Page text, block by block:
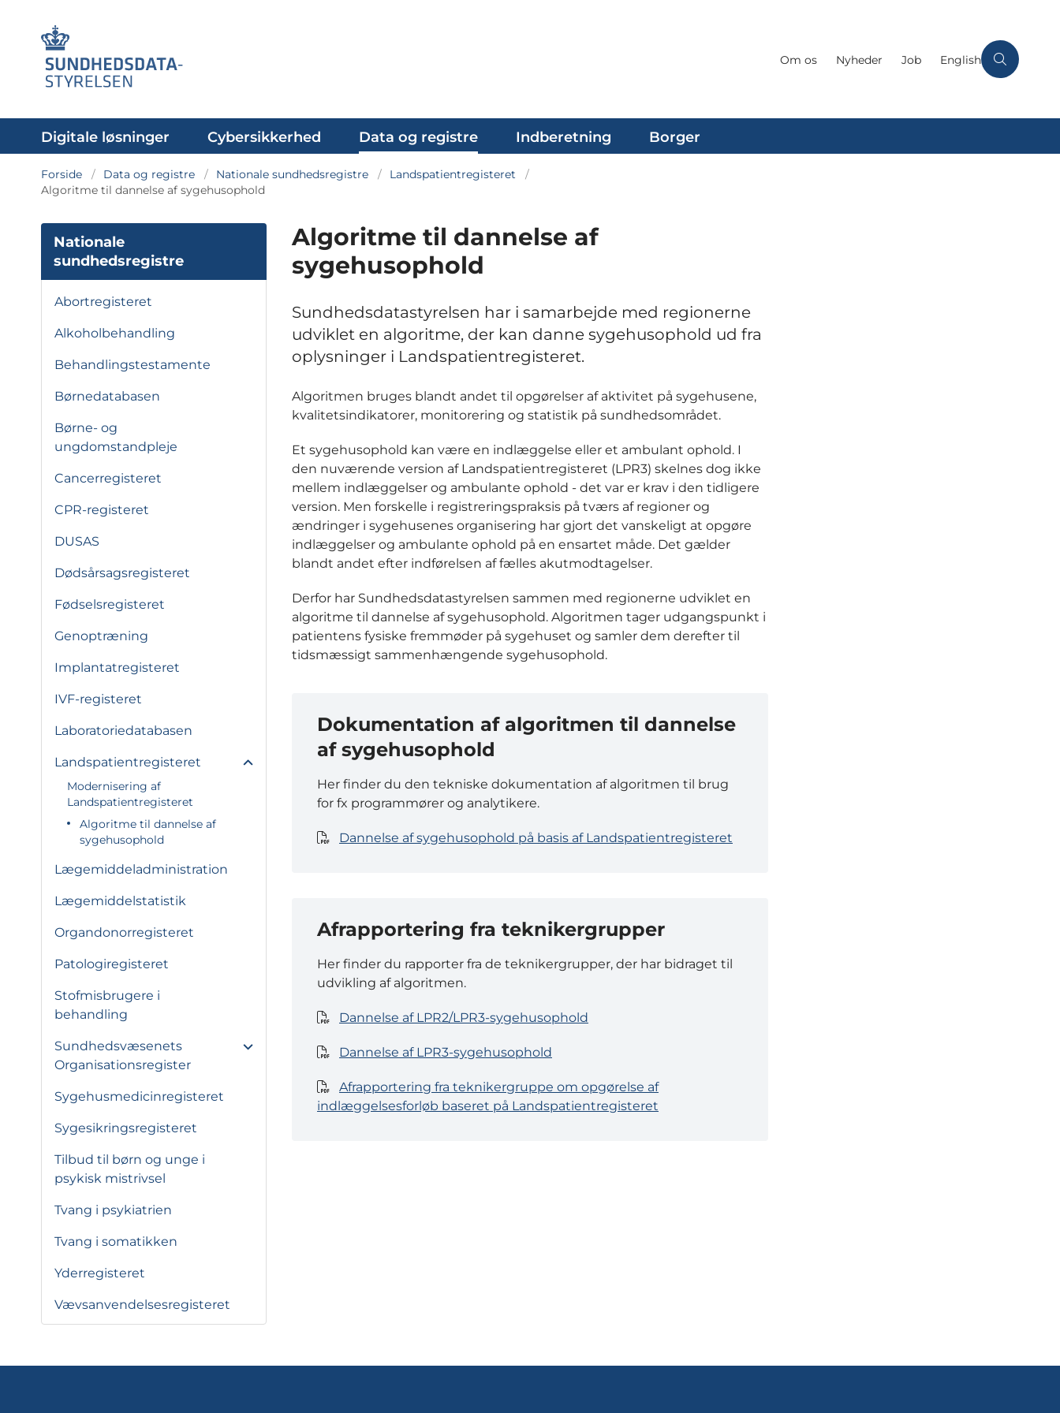
Om os Nyheder Job English
Digitale løsninger Cybersikkerhed Data og registre Indberetning Borger
Forside Data og registre Nationale sundhedsregistre
Landspatientregisteret
Algoritme til dannelse af sygehusophold
Nationale
sundhedsregistre
Abortregisteret
Alkoholbehandling
Behandlingstestamente
Børnedatabasen
Børne- og
ungdomstandpleje
Cancerregisteret
CPR-registeret
DUSAS
Dødsårsagsregisteret
Fødselsregisteret
Genoptræning
Implantatregisteret
IVF-registeret
Laboratoriedatabasen
Landspatientregisteret
Modernisering af
Landspatientregisteret
Algoritme til dannelse af
sygehusophold
Lægemiddeladministration
Lægemiddelstatistik
Organdonorregisteret
Patologiregisteret
Stofmisbrugere i
behandling
Sundhedsvæsenets
Organisationsregister
Sygehusmedicinregisteret
Sygesikringsregisteret
Tilbud til børn og unge i
psykisk mistrivsel
Tvang i psykiatrien
Tvang i somatikken
Yderregisteret
Vævsanvendelsesregisteret
Algoritme til dannelse af
sygehusophold
Sundhedsdatastyrelsen har i samarbejde med regionerne
udviklet en algoritme, der kan danne sygehusophold ud fra
oplysninger i Landspatientregisteret.
Algoritmen bruges blandt andet til opgørelser af aktivitet på sygehusene,
kvalitetsindikatorer, monitorering og statistik på sundhedsområdet.
Et sygehusophold kan være en indlæggelse eller et ambulant ophold. I
den nuværende version af Landspatientregisteret (LPR3) skelnes dog ikke
mellem indlæggelser og ambulante ophold - det var er krav i den tidligere
version. Men forskelle i registreringspraksis på tværs af regioner og
ændringer i sygehusenes organisering har gjort det vanskeligt at opgøre
indlæggelser og ambulante ophold på en ensartet måde. Det gælder
blandt andet efter indførelsen af fælles akutmodtagelser.
Derfor har Sundhedsdatastyrelsen sammen med regionerne udviklet en
algoritme til dannelse af sygehusophold. Algoritmen tager udgangspunkt i
patientens fysiske fremmøder på sygehuset og samler dem derefter til
tidsmæssigt sammenhængende sygehusophold.
Dokumentation af algoritmen til dannelse
af sygehusophold
Her finder du den tekniske dokumentation af algoritmen til brug
for fx programmører og analytikere.
Dannelse af sygehusophold på basis af Landspatientregisteret
Afrapportering fra teknikergrupper
Her finder du rapporter fra de teknikergrupper, der har bidraget til
udvikling af algoritmen.
Dannelse af LPR2/LPR3-sygehusophold
Dannelse af LPR3-sygehusophold
Afrapportering fra teknikergruppe om opgørelse af
indlæggelsesforløb baseret på Landspatientregisteret